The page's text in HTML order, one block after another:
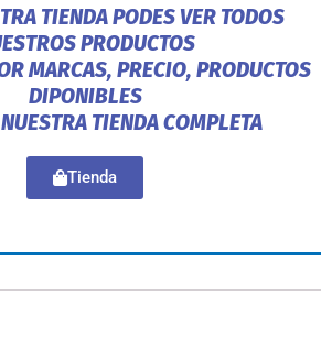
TIENDA PODES VER TODOS
PRODUCTOS
MARCAS, PRECIO, PRODUCTOS
DIPONIBLES
TIENDA COMPLETA
Tienda